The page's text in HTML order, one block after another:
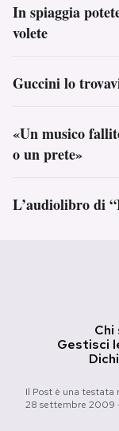
In spiaggia
volete
Guccini lo
«Un musico
o un prete»
L’audiolibro di
Chi
Gestisci
Il Post è una testata
28 settembre 2009